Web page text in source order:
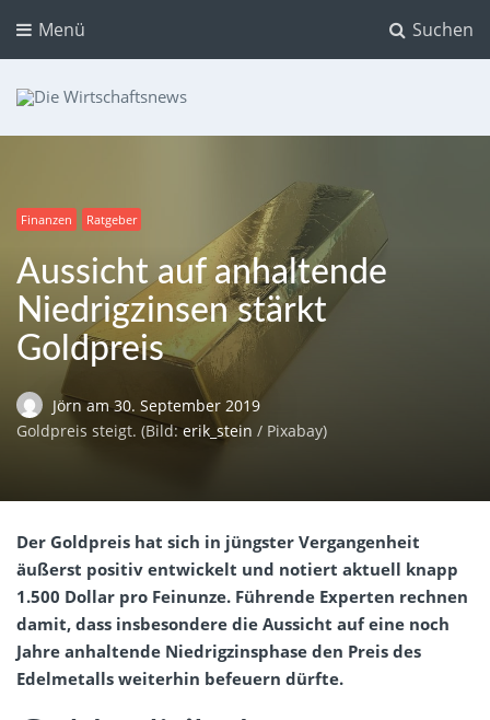
Suchen
Menü
Finanzen Ratgeber
Aussicht auf anhaltende
Niedrigzinsen stärkt
Goldpreis
Jörnam 30. September 2019
Goldpreis steigt. (Bild:erik_stein / Pixabay)
Der Goldpreis hat sich in jüngster Vergangenheit
äußerst positiv entwickelt und notiert aktuell knapp
1.500 Dollar pro Feinunze. Führende Experten rechnen
damit, dass insbesondere die Aussicht auf eine noch
Jahre anhaltende Niedrigzinsphase den Preis des
Edelmetalls weiterhin befeuern dürfte.